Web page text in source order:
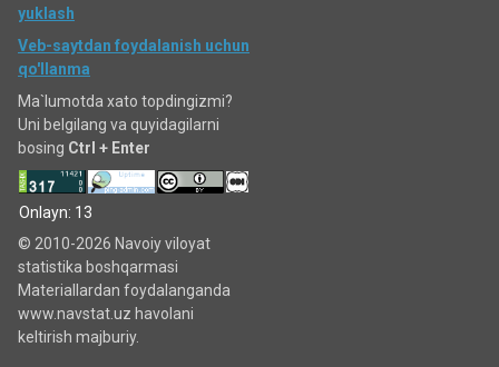
yuklash
Veb-saytdan foydalanish uchun
qo'llanma
Ma`lumotda xato topdingizmi?
Uni belgilang va quyidagilarni
bosing Ctrl + Enter
Onlayn: 13
© 2010-2026 Navoiy viloyat
statistika boshqarmasi
Materiallardan foydalanganda
www.navstat.uz havolani
keltirish majburiy.